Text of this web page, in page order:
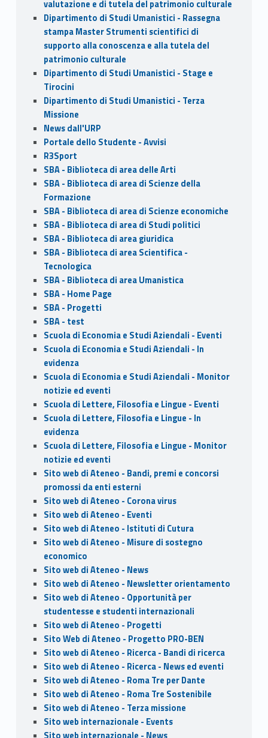
valutazione e di tutela del patrimonio culturale
Dipartimento di Studi Umanistici - Rassegna
stampa Master Strumenti scientifici di
supporto alla conoscenza e alla tutela del
patrimonio culturale
Dipartimento di Studi Umanistici - Stage e
Tirocini
Dipartimento di Studi Umanistici - Terza
Missione
News dall'URP
Portale dello Studente - Avvisi
R3Sport
SBA - Biblioteca di area delle Arti
SBA - Biblioteca di area di Scienze della
Formazione
SBA - Biblioteca di area di Scienze economiche
SBA - Biblioteca di area di Studi politici
SBA - Biblioteca di area giuridica
SBA - Biblioteca di area Scientifica -
Tecnologica
SBA - Biblioteca di area Umanistica
SBA - Home Page
SBA - Progetti
SBA - test
Scuola di Economia e Studi Aziendali - Eventi
Scuola di Economia e Studi Aziendali - In
evidenza
Scuola di Economia e Studi Aziendali - Monitor
notizie ed eventi
Scuola di Lettere, Filosofia e Lingue - Eventi
Scuola di Lettere, Filosofia e Lingue - In
evidenza
Scuola di Lettere, Filosofia e Lingue - Monitor
notizie ed eventi
Sito web di Ateneo - Bandi, premi e concorsi
promossi da enti esterni
Sito web di Ateneo - Corona virus
Sito web di Ateneo - Eventi
Sito web di Ateneo - Istituti di Cutura
Sito web di Ateneo - Misure di sostegno
economico
Sito web di Ateneo - News
Sito web di Ateneo - Newsletter orientamento
Sito web di Ateneo - Opportunità per
studentesse e studenti internazionali
Sito web di Ateneo - Progetti
Sito Web di Ateneo - Progetto PRO-BEN
Sito web di Ateneo - Ricerca - Bandi di ricerca
Sito web di Ateneo - Ricerca - News ed eventi
Sito web di Ateneo - Roma Tre per Dante
Sito web di Ateneo - Roma Tre Sostenibile
Sito web di Ateneo - Terza missione
Sito web internazionale - Events